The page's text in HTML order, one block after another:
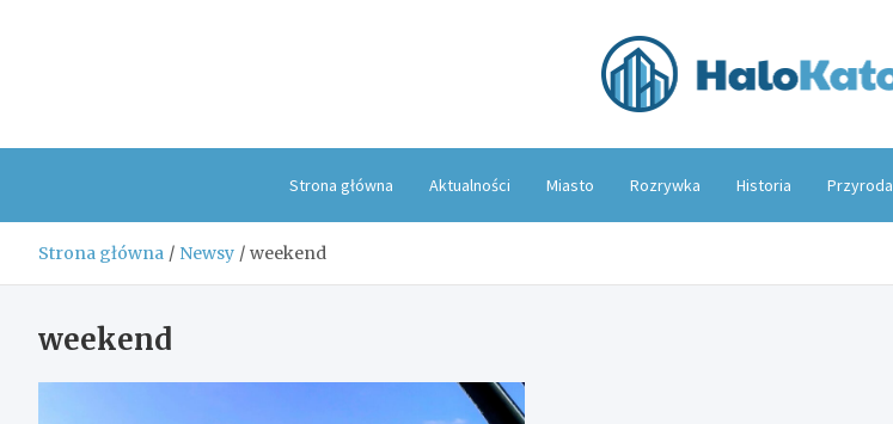
Strona główna Aktualności Miasto Rozrywka Historia Przyroda
Strona główna Newsy weekend
weekend